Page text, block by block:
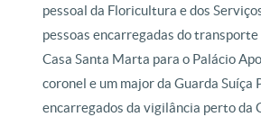
pessoal da Floricultura e dos
pessoas encarregadas do
Casa Santa Marta para o Palácio
coronel e um major da Guarda Suíça
encarregados da vigilância perto da